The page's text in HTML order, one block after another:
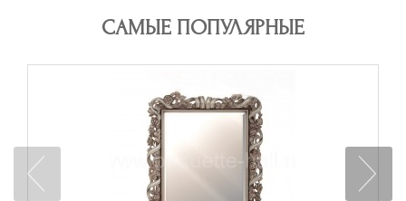
САМЫЕ ПОПУЛЯРНЫЕ